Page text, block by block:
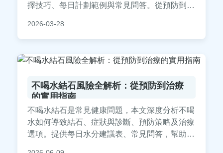
擇技巧、每日計劃範例與常見問答。從預防到復
疼痛。
2026-03-28
不喝水結石風險全解析：從預防到治療
的實用指南
不喝水結石是常見健康問題，本文深度分析不喝
水如何導致結石、症狀與診斷、預防策略及治療
選項。提供每日水分建議表、常見問答，幫助你